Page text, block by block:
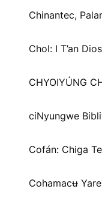
Chinantec,
Chol: I T’an
CHYOIYÚNG
ciNyungwe
Cofán: Chiga
Cohamacʉ